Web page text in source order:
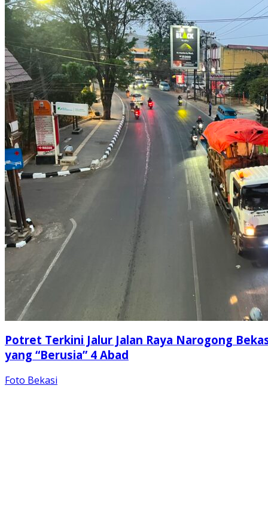
Potret Terkini Jalur Jalan Raya Narogong
yang “Berusia” 4 Abad
Foto Bekasi